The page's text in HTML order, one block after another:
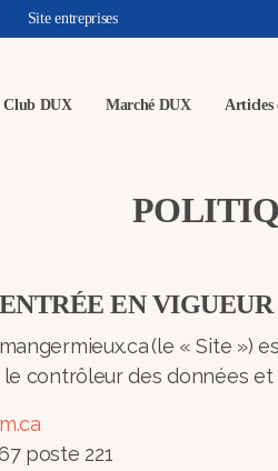
Site entreprises
Club DUX Marché DUX Articles
EN VIGUEUR
(le « Site »)
contrôleur des données et
poste 221